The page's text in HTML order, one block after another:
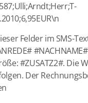
Felder im SMS-
#ZUSATZ2#. Die
Der